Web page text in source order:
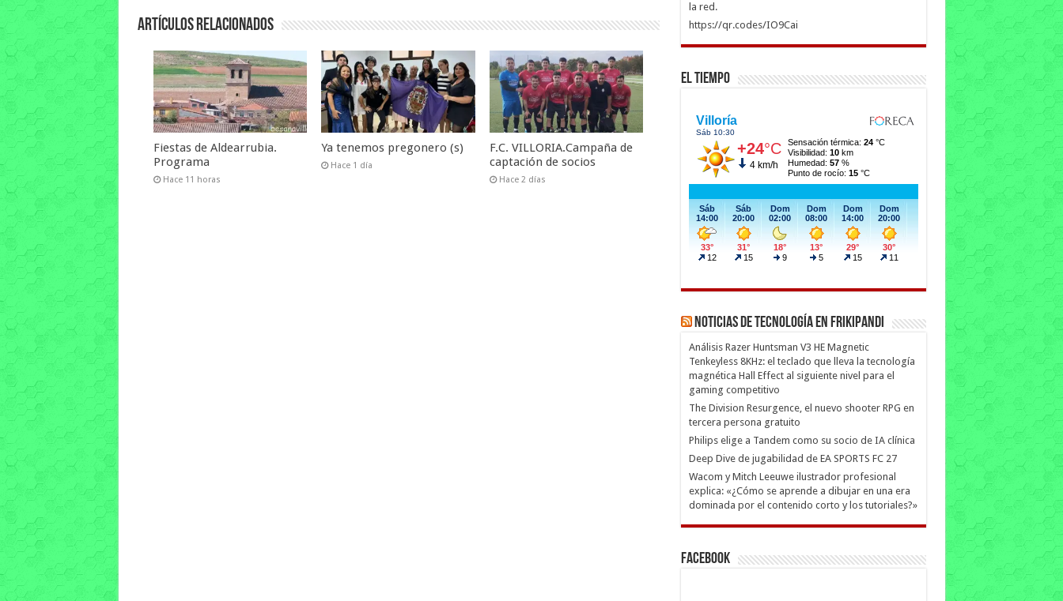
Artículos relacionados
Fiestas de Aldearrubia.
Programa
Hace 11 horas
Ya tenemos pregonero (s)
Hace 1 día
F.C. VILLORIA.Campaña de
captación de socios
Hace 2 días
la red.
https://qr.codes/IO9Cai
El Tiempo
Noticias de Tecnología en Frikipandi
Análisis Razer Huntsman V3 HE Magnetic
Tenkeyless 8KHz: el teclado que lleva la tecnología
magnética Hall Effect al siguiente nivel para el
gaming competitivo
The Division Resurgence, el nuevo shooter RPG en
tercera persona gratuito
Philips elige a Tandem como su socio de IA clínica
Deep Dive de jugabilidad de EA SPORTS FC 27
Wacom y Mitch Leeuwe ilustrador profesional
explica: «¿Cómo se aprende a dibujar en una era
dominada por el contenido corto y los tutoriales?»
Facebook